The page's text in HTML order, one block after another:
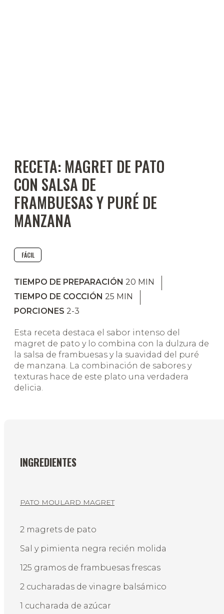
RECETA: MAGRET DE PATO
CON SALSA DE
FRAMBUESAS Y PURÉ DE
MANZANA
FÁCIL
TIEMPO DE PREPARACIÓN 20 MIN
TIEMPO DE COCCIÓN 25 MIN
PORCIONES 2-3
Esta receta destaca el sabor intenso del
magret de pato y lo combina con la dulzura de
la salsa de frambuesas y la suavidad del puré
de manzana. La combinación de sabores y
texturas hace de este plato una verdadera
delicia.
INGREDIENTES
PATO MOULARD MAGRET
2 magrets de pato
Sal y pimienta negra recién molida
125 gramos de frambuesas frescas
2 cucharadas de vinagre balsámico
1 cucharada de azúcar